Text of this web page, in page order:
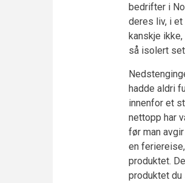
bedrifter i
deres liv, i
kanskje
så isolert
hadde aldri
innenfor et
nettopp har
før man
en
produktet.
produktet